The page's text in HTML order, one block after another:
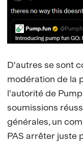
D'autres se sont
modération de la
l'autorité de
soumissions
générales, un
PAS arrêter juste